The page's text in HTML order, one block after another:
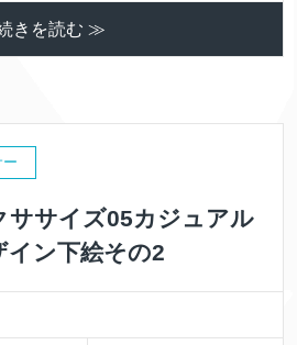
きを読む ≫
ササイズ05カジュアル
イン下絵その2